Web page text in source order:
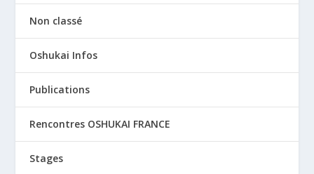
Non classé
Oshukai Infos
Publications
Rencontres OSHUKAI FRANCE
Stages